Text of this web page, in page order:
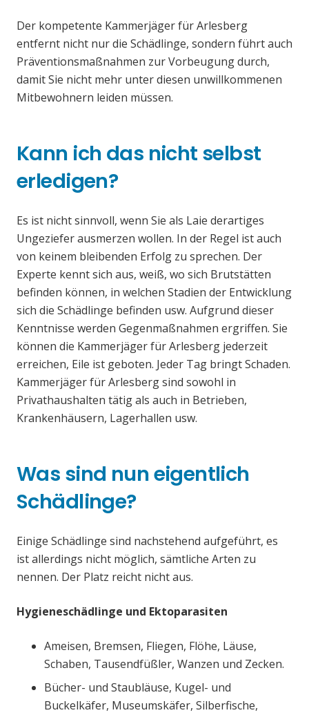
Der kompetente Kammerjäger für Arlesberg
entfernt nicht nur die Schädlinge, sondern führt auch
Präventionsmaßnahmen zur Vorbeugung durch,
damit Sie nicht mehr unter diesen unwillkommenen
Mitbewohnern leiden müssen.
Kann ich das nicht selbst
erledigen?
Es ist nicht sinnvoll, wenn Sie als Laie derartiges
Ungeziefer ausmerzen wollen. In der Regel ist auch
von keinem bleibenden Erfolg zu sprechen. Der
Experte kennt sich aus, weiß, wo sich Brutstätten
befinden können, in welchen Stadien der Entwicklung
sich die Schädlinge befinden usw. Aufgrund dieser
Kenntnisse werden Gegenmaßnahmen ergriffen. Sie
können die Kammerjäger für Arlesberg jederzeit
erreichen, Eile ist geboten. Jeder Tag bringt Schaden.
Kammerjäger für Arlesberg sind sowohl in
Privathaushalten tätig als auch in Betrieben,
Krankenhäusern, Lagerhallen usw.
Was sind nun eigentlich
Schädlinge?
Einige Schädlinge sind nachstehend aufgeführt, es
ist allerdings nicht möglich, sämtliche Arten zu
nennen. Der Platz reicht nicht aus.
Hygieneschädlinge und Ektoparasiten
Ameisen, Bremsen, Fliegen, Flöhe, Läuse,
Schaben, Tausendfüßler, Wanzen und Zecken.
Bücher- und Staubläuse, Kugel- und
Buckelkäfer, Museumskäfer, Silberfische,